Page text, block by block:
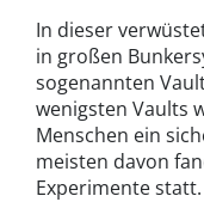
In dieser
in großen
sogenannten
wenigsten Vaults
Menschen ein
meisten davon
Experimente statt.